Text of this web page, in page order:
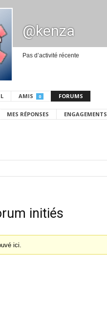
@kenza
Pas d’activité récente
AMIS 0 FORUMS
MES RÉPONSES ENGAGEMENTS
initiés
ici.